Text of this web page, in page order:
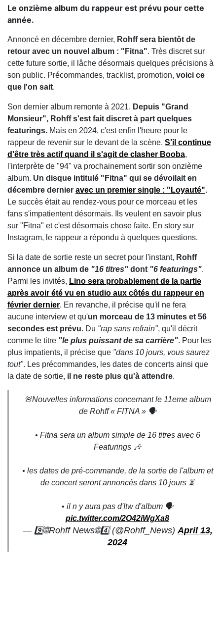
Le onzième album du rappeur est prévu pour cette
année.
Annoncé en décembre dernier, Rohff sera bientôt de
retour avec un nouvel album : "Fitna". Très discret sur
cette future sortie, il lâche désormais quelques précisions à
son public. Précommandes, tracklist, promotion, voici ce
que l'on sait.
Son dernier album remonte à 2021. Depuis "Grand
Monsieur", Rohff s'est fait discret à part quelques
featurings. Mais en 2024, c'est enfin l'heure pour le
rappeur de revenir sur le devant de la scène. S'il continue
d'être très actif quand il s'agit de clasher Booba,
l'interprète de "94" va prochainement sortir son onzième
album. Un disque intitulé "Fitna" qui se dévoilait en
décembre dernier avec un premier single : "Loyauté".
Le succès était au rendez-vous pour ce morceau et les
fans s'impatientent désormais. Ils veulent en savoir plus
sur "Fitna" et c'est désormais chose faite. En story sur
Instagram, le rappeur a répondu à quelques questions.
Si la date de sortie reste un secret pour l'instant, Rohff
annonce un album de "16 titres" dont "6 featurings".
Parmi les invités, Lino sera probablement de la partie
après avoir été vu en studio aux côtés du rappeur en
février dernier. En revanche, il précise qu'il ne fera
aucune interview et qu'un morceau de 13 minutes et 56
secondes est prévu. Du "rap sans refrain", qu'il décrit
comme le titre "le plus puissant de sa carrière". Pour les
plus impatients, il précise que "dans 10 jours, vous saurez
tout". Les précommandes, les dates de concerts ainsi que
la date de sortie, il ne reste plus qu'à attendre.
🚨Nouvelles informations concernant le 11eme album
de Rohff « FITNA » 🗣
• Fitna sera un album simple de 16 titres avec 6
Featurings 🎶
• les dates de pré-commande, de la sortie de l'album et
de concert seront annoncés dans 10 jours ⏳️
• il n y aura pas d'Itw d'album 🗣
pic.twitter.com/2O42iWgXa8
— 9️⃣🌐Rohff News🌐4️⃣ (@Rohff_News)April 13,
2024